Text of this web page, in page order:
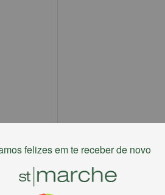
felizes em te receber de novo